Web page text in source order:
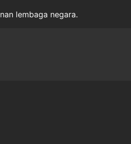
lembaga negara.